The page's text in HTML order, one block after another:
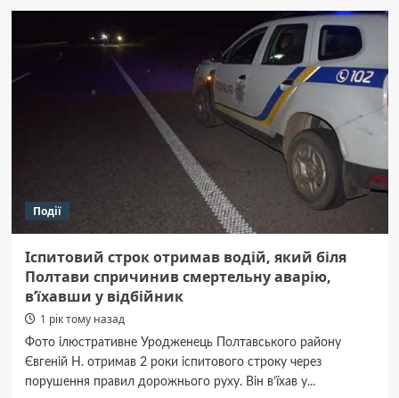
бронеплівки
авто:
довговічність
автомобіля
Події
Іспитовий строк отримав водій, який біля
Полтави спричинив смертельну аварію,
в’їхавши у відбійник
1 рік тому назад
Фото ілюстративне Уродженець Полтавського району
Євгеній Н. отримав 2 роки іспитового строку через
порушення правил дорожнього руху. Він в’їхав у...